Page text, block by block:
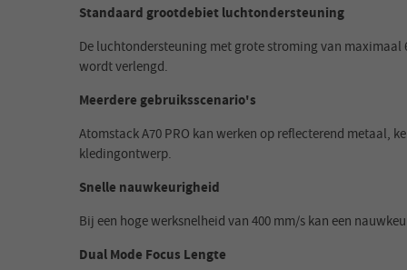
Standaard grootdebiet luchtondersteuning
De luchtondersteuning met grote stroming van
wordt verlengd.
Meerdere gebruiksscenario's
Atomstack A70 PRO kan werken op reflecterend
kledingontwerp.
Snelle nauwkeurigheid
Bij een hoge werksnelheid van 400 mm/s kan een
Dual Mode Focus Lengte